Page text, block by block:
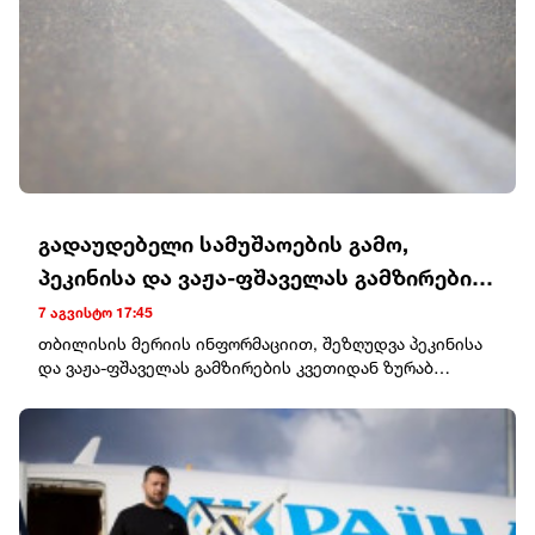
გადაუდებელი სამუშაოების გამო,
პეკინისა და ვაჟა-ფშაველას გამზირების
კვეთიდან ჟვანიას მოედნის
მიმართულებით მოძრაობა დროებით
შეიზღუდება
7 აგვისტო 17:45
თბილისის მერიის ინფორმაციით, შეზღუდვა პეკინისა
და ვაჟა-ფშაველას გამზირების კვეთიდან ზურაბ
ქუჩის კუთხემდე არსებულ საგზაო მონაკვეთს
შეეხება.პეკინის გამზირიდან ჟვანიას მოედანზე
მოხვედრას ავტომობილები შეძლებენ ვაჟა-ფშაველას
გამზირიდან ტაშკენტის, იონა ვაკელის, ბუდაპეშტისა
და ფანჯიკიძის ქუჩების გავლით.საგზაო მოძრაობის